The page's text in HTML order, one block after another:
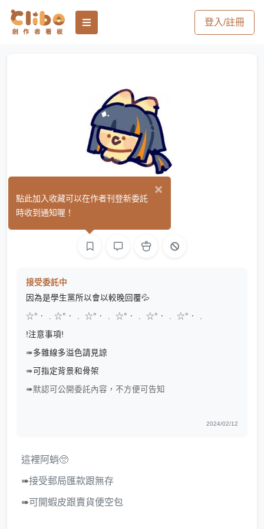
登入/註冊
阿蛸 (3)
接受委託中
因為是學生黨所以會以較晚回覆💦
☆°．﹒☆°．﹒ ☆°．﹒ ☆°．﹒ ☆°．﹒ ☆°．﹒
!注意事項!
➠多雜線多溢色請見諒
➠ 可指定背景和骨架
➠默認可公開委託內容，不方便可告知
2024/02/12
這裡阿蛸🥺
➠接受郵局匯款跟無存
➠可開蝦皮跟賣貨便空包
×
點此加入收藏可以在作者刊登新委託
時收到通知喔！